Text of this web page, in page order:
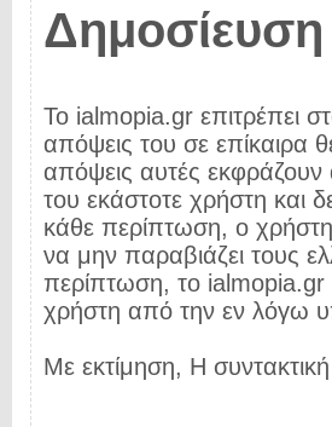
Δημοσίευση
Το ialmopia.gr επιτρέπει
απόψεις του σε επίκαιρα
απόψεις αυτές εκφράζουν
του εκάστοτε χρήστη και
κάθε περίπτωση, ο
να μην παραβιάζει τους
περίπτωση, το ialmopia.gr
χρήστη από την εν λόγω
Με εκτίμηση, Η